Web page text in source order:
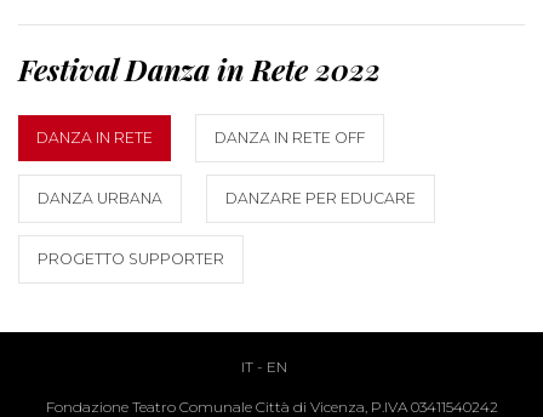
Festival Danza in Rete 2022
DANZA IN RETE DANZA IN RETE OFF
DANZA URBANA DANZARE PER EDUCARE
PROGETTO SUPPORTER
IT - EN
Fondazione Teatro Comunale Città di Vicenza, P.IVA 03411540242